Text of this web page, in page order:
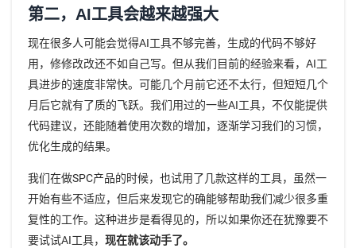
第二，AI工具会越来越强大
现在很多人可能会觉得AI工具不够完善，生成的代码不够好
用，修修改改还不如自己写。但从我们目前的经验来看，AI工
具进步的速度非常快。可能几个月前它还不太行，但短短几个
月后它就有了质的飞跃。我们用过的一些AI工具，不仅能提供
代码建议，还能随着使用次数的增加，逐渐学习我们的习惯，
优化生成的结果。
我们在做SPC产品的时候，也试用了几款这样的工具，虽然一
开始有些不适应，但后来发现它的确能够帮助我们减少很多重
复性的工作。这种进步是看得见的，所以如果你还在犹豫要不
要试试AI工具， 现在就该动手了。